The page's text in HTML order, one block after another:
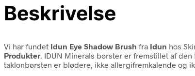
Beskrivelse
Vi har fundet Idun Eye Shadow Brush fra Idun hos
Produkter . IDUN Minerals børster er fremstillet af
taklonbørsten er blødere, ikke allergifremkalende og